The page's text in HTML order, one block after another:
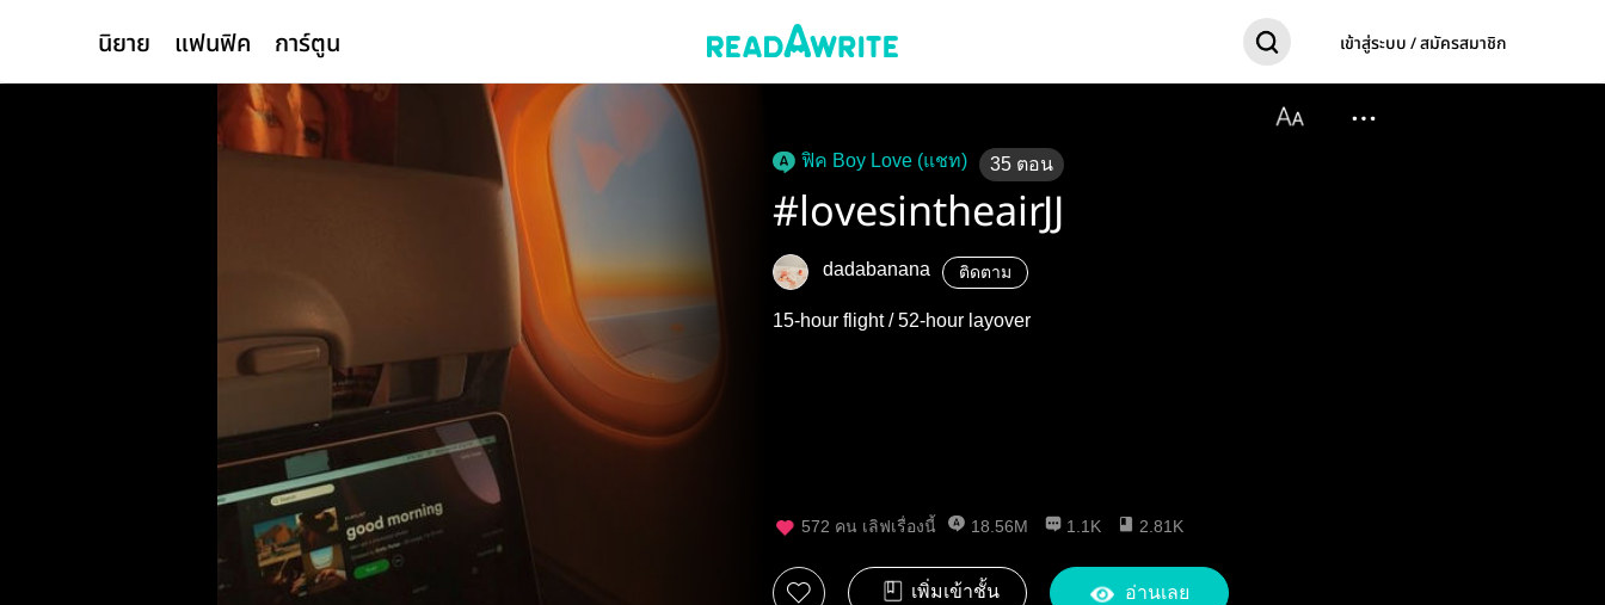
นิยาย แฟนฟิค การ์ตูน เข้าสู่ระบบ / สมัครสมาชิก
ฟิค Boy Love (แชท) 35 ตอน
#lovesintheairJJ
dadabanana ติดตาม
15-hour flight / 52-hour layover
572 คน เลิฟเรื่องนี้ 18.56M 1.1K 2.81K
เพิ่มเข้าชั้น อ่านเลย